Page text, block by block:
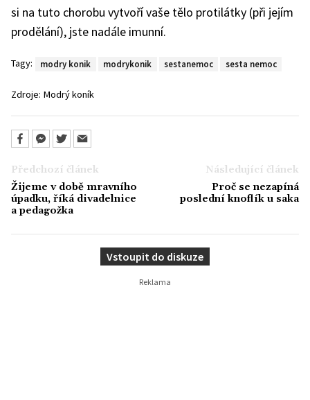
si na tuto chorobu vytvoří vaše tělo protilátky (při jejím
prodělání), jste nadále imunní.
Tagy: modry konik modrykonik sestanemoc sesta nemoc
Zdroje: Modrý koník
Předchozí článek
Žijeme v době mravního
úpadku, říká divadelnice
a pedagožka
Následující článek
Proč se nezapíná
poslední knoflík u saka
Vstoupit do diskuze